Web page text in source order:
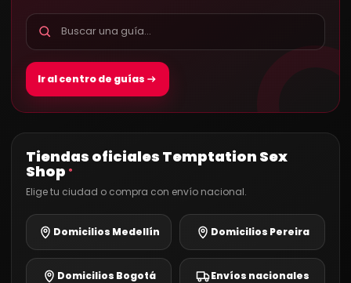
Ir al centro de guías
Tiendas oficiales Temptation Sex
Shop ®
Elige tu ciudad o compra con envío nacional.
Domicilios Medellín Domicilios Pereira
Domicilios Bogotá Envíos nacionales